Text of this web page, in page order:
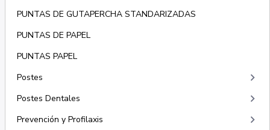
PUNTAS DE GUTAPERCHA STANDARIZADAS
PUNTAS DE PAPEL
PUNTAS PAPEL
Postes
keyboard_arrow_right
Postes Dentales keyboard_arrow_right
Prevención y Profilaxis keyboard_arrow_right